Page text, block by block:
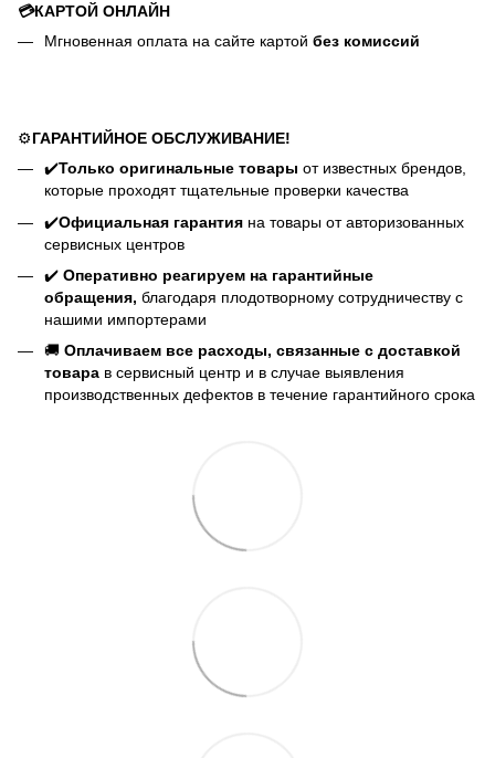
💳КАРТОЙ ОНЛАЙН
Мгновенная оплата на сайте картой без комиссий
⚙️ГАРАНТИЙНОЕ ОБСЛУЖИВАНИЕ!
✔️Только оригинальные товары от известных брендов,
которые проходят тщательные проверки качества
✔️Официальная гарантия на товары от авторизованных
сервисных центров
✔️ Оперативно реагируем на гарантийные
обращения, благодаря плодотворному сотрудничеству с
нашими импортерами
🚚 Оплачиваем все расходы, связанные с доставкой
товара в сервисный центр и в случае выявления
производственных дефектов в течение гарантийного срока